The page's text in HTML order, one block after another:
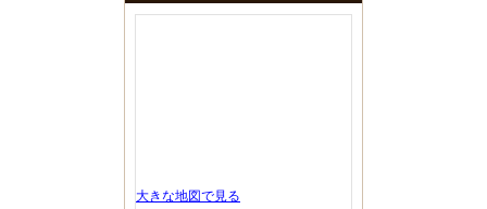
大きな地図で見る